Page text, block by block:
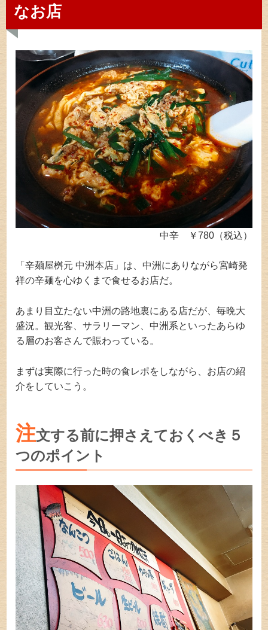
なお店
中辛 ￥780（税込）
「辛麺屋桝元 中洲本店」は、中洲にありながら宮崎発
祥の辛麺を心ゆくまで食せるお店だ。
あまり目立たない中洲の路地裏にある店だが、毎晩大
盛況。観光客、サラリーマン、中洲系といったあらゆ
る層のお客さんで賑わっている。
まずは実際に行った時の食レポをしながら、お店の紹
介をしていこう。
注文する前に押さえておくべき５
つのポイント